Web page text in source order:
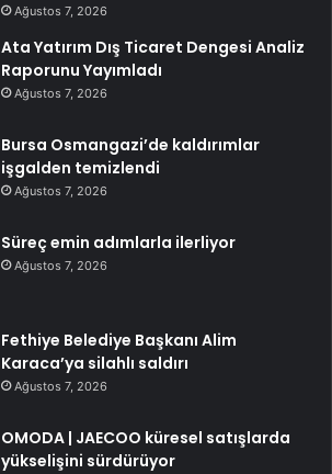
Ağustos 7, 2026
Ata Yatırım Dış Ticaret Dengesi Analiz
Raporunu Yayımladı
Ağustos 7, 2026
Bursa Osmangazi’de kaldırımlar
işgalden temizlendi
Ağustos 7, 2026
Süreç emin adımlarla ilerliyor
Ağustos 7, 2026
Fethiye Belediye Başkanı Alim
Karaca’ya silahlı saldırı
Ağustos 7, 2026
OMODA | JAECOO küresel satışlarda
yükselişini sürdürüyor